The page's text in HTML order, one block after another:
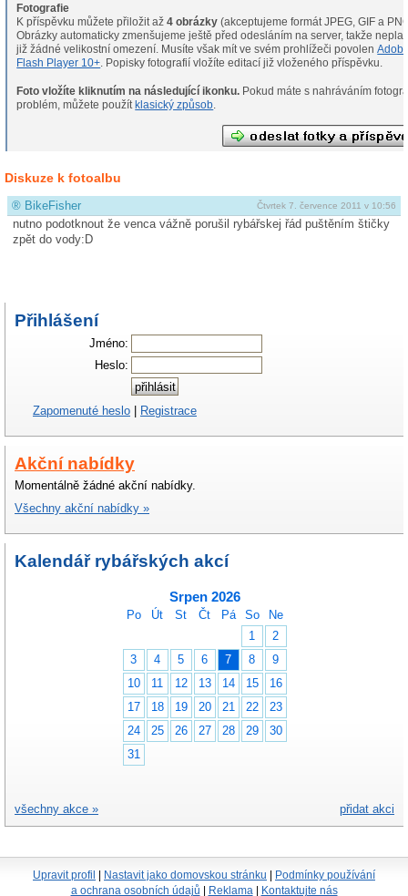
Fotografie
K příspěvku můžete přiložit až4 obrázky (akceptujeme formát JPEG, GIF a
Obrázky automaticky zmenšujeme ještě před odesláním na server, takže
již žádné velikostní omezení. Musíte však mít ve svém prohlížeči povolen
Flash Player 10+ . Popisky fotografií vložíte editací již vloženého příspěvku.
Foto vložíte kliknutím na následující ikonku.
problém, můžete použít klasický způsob.
Diskuze k fotoalbu
Čtvrtek 7. července 2011 v 10:56
® BikeFisher
nutno podotknout že venca vážně porušil rybářskej řád puštěním štičky
zpět do vody:D
Přihlášení
Jméno:
Heslo:
Zapomenuté heslo Registrace
Akční nabídky
Momentálně žádné akční nabídky.
Všechny akční nabídky »
Kalendář rybářských akcí
Srpen 2026
Po Út St Čt Pá So
Ne
1
2
3
4 5 6 7 8
9
10
11 12 13 14 15
16
17
18 19 20 21 22
23
24
25 26 27 28 29
30
31
přidat akci
všechny akce »
Upravit profil Nastavit jako domovskou stránku
Podmínky používání
a ochrana osobních údajů
Reklama Kontaktujte nás